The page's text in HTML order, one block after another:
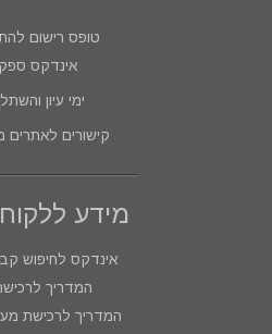
טופס רישום
אינדקס
ימי עיון
קישורים לאתרים
מידע
אינדקס לחיפוש
המדריך
המדריך לרכישת